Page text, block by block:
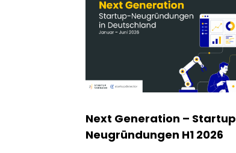
Next Generation – Startup
Neugründungen H1 2026